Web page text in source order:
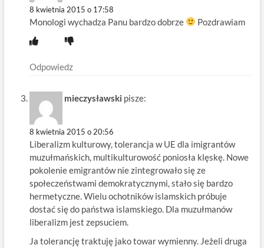
8 kwietnia 2015 o 17:58
Monologi wychadza Panu bardzo dobrze Pozdrawiam
Odpowiedz
mieczysławski pisze:
8 kwietnia 2015 o 20:56
Liberalizm kulturowy, tolerancja w UE dla imigrantów
muzułmańskich, multikulturowość poniosła klęskę. Nowe
pokolenie emigrantów nie zintegrowało się ze
społeczeństwami demokratycznymi, stało się bardzo
hermetyczne. Wielu ochotników islamskich próbuje
dostać się do państwa islamskiego. Dla muzułmanów
liberalizm jest zepsuciem.
Ja tolerancję traktuję jako towar wymienny. Jeżeli druga